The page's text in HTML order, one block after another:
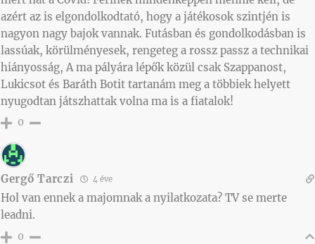
azért az is elgondolkodtató, hogy a játékosok szintjén is
nagyon nagy bajok vannak. Futásban és gondolkodásban is
lassúak, körülményesek, rengeteg a rossz passz a technikai
hiányosság, A ma pályára lépők közül csak Szappanost,
Lukicsot és Baráth Botit tartanám meg a többiek helyett
nyugodtan játszhattak volna ma is a fiatalok!
0
Gergő Tarczi 4 éve
Hol van ennek a majomnak a nyilatkozata? TV se merte
leadni.
0